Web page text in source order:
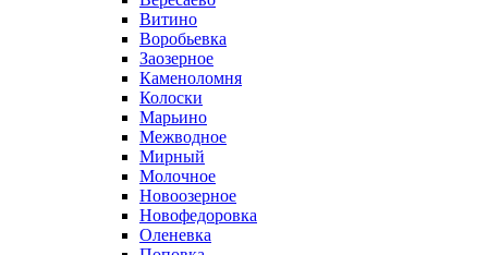
Витино
Воробьевка
Заозерное
Каменоломня
Колоски
Марьино
Межводное
Мирный
Молочное
Новоозерное
Новофедоровка
Оленевка